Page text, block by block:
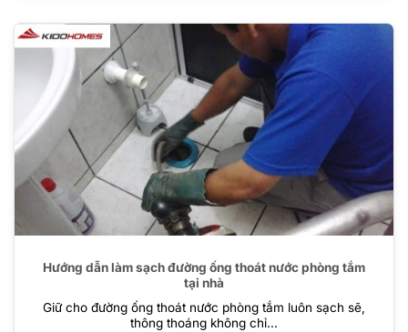
Hướng dẫn làm sạch đường ống thoát nước phòng tắm
tại nhà
Giữ cho đường ống thoát nước phòng tắm luôn sạch sẽ,
thông thoáng không chỉ...